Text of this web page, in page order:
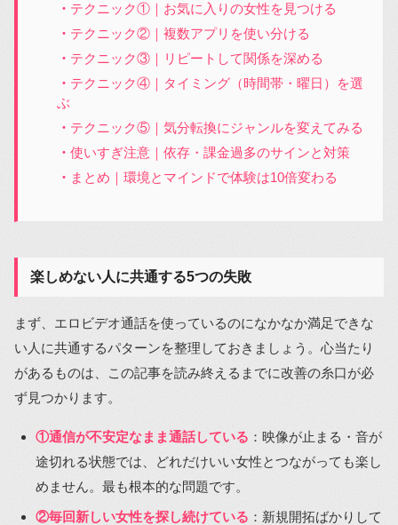
テクニック①｜お気に入りの女性を見つける
テクニック②｜複数アプリを使い分ける
テクニック③｜リピートして関係を深める
テクニック④｜タイミング（時間帯・曜日）を選
ぶ
テクニック⑤｜気分転換にジャンルを変えてみる
使いすぎ注意｜依存・課金過多のサインと対策
まとめ｜環境とマインドで体験は10倍変わる
楽しめない人に共通する5つの失敗
まず、エロビデオ通話を使っているのになかなか満足できな
い人に共通するパターンを整理しておきましょう。心当たり
があるものは、この記事を読み終えるまでに改善の糸口が必
ず見つかります。
①通信が不安定なまま通話している ：映像が止まる・音が
途切れる状態では、どれだけいい女性とつながっても楽し
めません。最も根本的な問題です。
②毎回新しい女性を探し続けている ：新規開拓ばかりして